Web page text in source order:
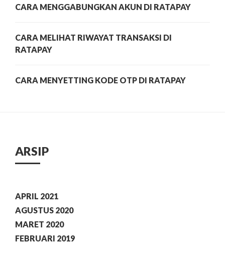
CARA MENGGABUNGKAN AKUN DI RATAPAY
CARA MELIHAT RIWAYAT TRANSAKSI DI
RATAPAY
CARA MENYETTING KODE OTP DI RATAPAY
ARSIP
APRIL 2021
AGUSTUS 2020
MARET 2020
FEBRUARI 2019